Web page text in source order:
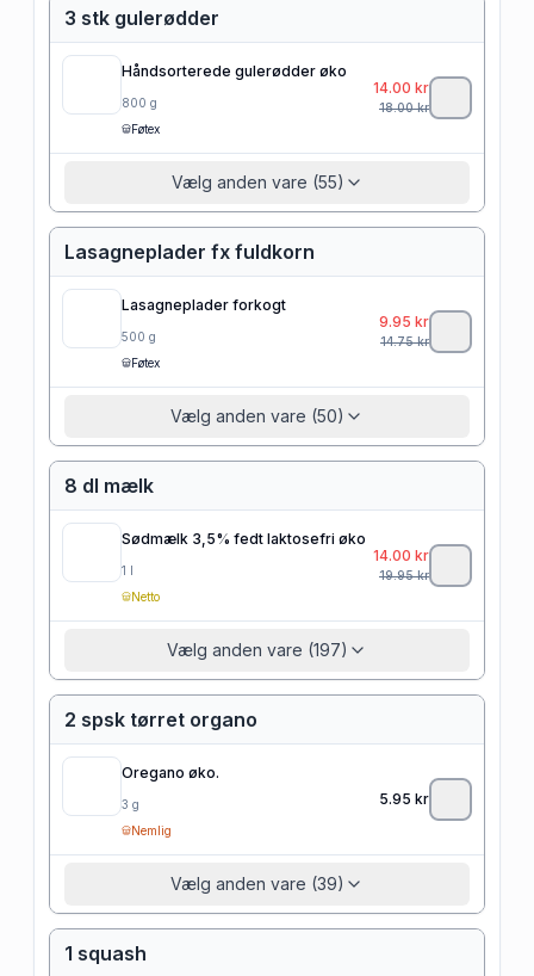
3 stk gulerødder
Håndsorterede gulerødder øko
800 g
Føtex
14.00 kr
18.00kr
Vælg anden vare (55)
Lasagneplader fx fuldkorn
Lasagneplader forkogt
500 g
Føtex
9.95 kr
14.75kr
Vælg anden vare (50)
8 dl mælk
Sødmælk 3,5% fedt laktosefri øko
1 l
Netto
14.00 kr
19.95kr
Vælg anden vare (197)
2 spsk tørret organo
Oregano øko.
3 g
Nemlig
5.95 kr
Vælg anden vare (39)
1 squash